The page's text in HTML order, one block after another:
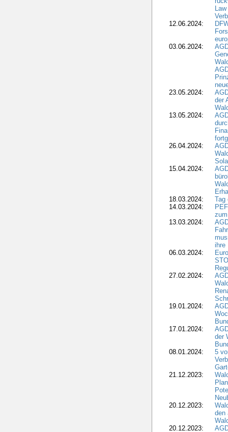
12.06.2024:
03.06.2024:
23.05.2024:
der
13.05.2024:
26.04.2024:
15.04.2024:
18.03.2024:
Tag
14.03.2024:
13.03.2024:
ihre
06.03.2024:
27.02.2024:
19.01.2024:
17.01.2024:
der
08.01.2024:
5
21.12.2023:
20.12.2023:
den
20.12.2023: